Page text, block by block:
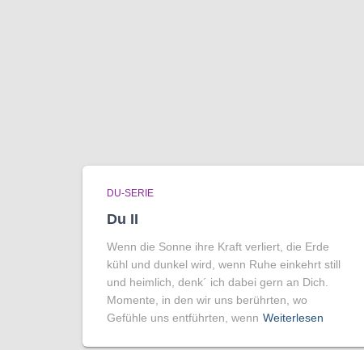
DU-SERIE
Du II
Wenn die Sonne ihre Kraft verliert, die Erde
kühl und dunkel wird, wenn Ruhe einkehrt still
und heimlich, denk´ ich dabei gern an Dich.
Momente, in den wir uns berührten, wo
Gefühle uns entführten, wenn Weiterlesen